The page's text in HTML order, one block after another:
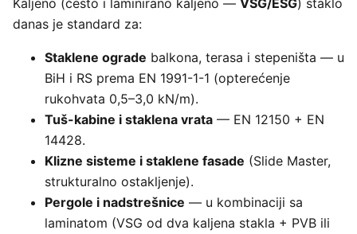
danas je standard za:
Staklene ograde balkona, terasa i stepeništa — u
BiH i RS prema EN 1991-1-1 (opterećenje
rukohvata 0,5–3,0 kN/m).
Tuš-kabine i staklena vrata — EN 12150 + EN
14428.
Klizne sisteme i staklene fasade (Slide Master,
strukturalno ostakljenje).
Pergole i nadstrešnice — u kombinaciji sa
laminatom (VSG od dva kaljena stakla + PVB ili